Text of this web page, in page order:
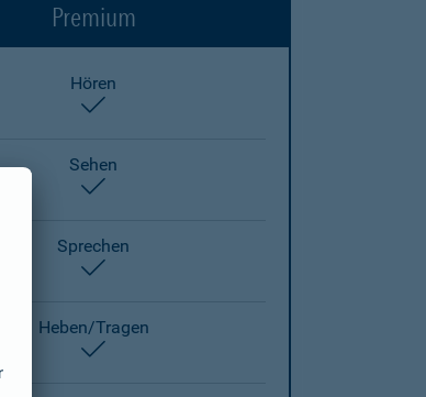
Premium
Hören
Sehen
Sprechen
Heben/Tragen